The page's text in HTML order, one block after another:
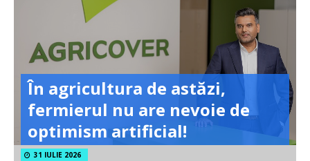
În agricultura de astăzi,
fermierul nu are nevoie de
optimism artificial!
31 IULIE 2026